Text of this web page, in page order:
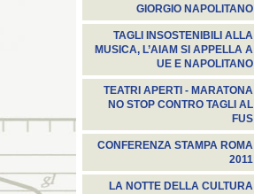
GIORGIO NAPOLITANO
TAGLI INSOSTENIBILI ALLA
MUSICA, L’AIAM SI APPELLA A
UE E NAPOLITANO
TEATRI APERTI - MARATONA
NO STOP CONTRO TAGLI AL
FUS
CONFERENZA STAMPA ROMA
2011
LA NOTTE DELLA CULTURA